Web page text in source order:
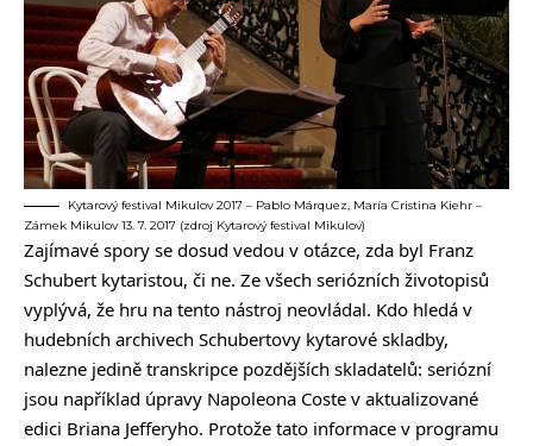
Kytarový festival Mikulov 2017 – Pablo Márquez, María Cristina Kiehr –
Zámek Mikulov 13. 7. 2017 (zdroj Kytarový festival Mikulov)
Zajímavé spory se dosud vedou v otázce, zda byl Franz
Schubert kytaristou, či ne. Ze všech seriózních životopisů
vyplývá, že hru na tento nástroj neovládal. Kdo hledá v
hudebních archivech Schubertovy kytarové skladby,
nalezne jedině transkripce pozdějších skladatelů: seriózní
jsou například úpravy Napoleona Coste v aktualizované
edici Briana Jefferyho. Protože tato informace v programu